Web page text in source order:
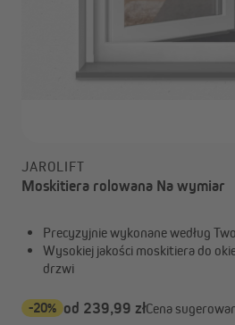
JAROLIFT
Moskitiera rolowana Na wymiar
Precyzyjnie wykonane według
Wysokiej jakości moskitiera do
drzwi
-20% od 239,99 złCena